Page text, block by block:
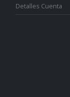
Detalles Cuenta